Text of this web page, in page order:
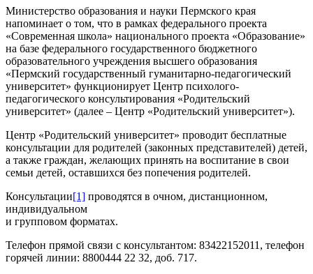
Министерство образования и науки Пермского края
напоминает о том, что в рамках федерального проекта
«Современная школа» национального проекта «Образование»
на базе федерального государственного бюджетного
образовательного учреждения высшего образования
«Пермский государственный гуманитарно-педагогический
университет» функционирует Центр психолого-
педагогического консультирования «Родительский
университет» (далее – Центр «Родительский университет»).
Центр «Родительский университет» проводит бесплатные
консультации для родителей (законных представителей) детей,
а также граждан, желающих принять на воспитание в свои
семьи детей, оставшихся без попечения родителей.
Консультации[1] проводятся в очном, дистанционном,
индивидуальном
и групповом форматах.
Телефон прямой связи с консультантом: 83422152011, телефон
горячей линии: 8800444 22 32, доб. 717.